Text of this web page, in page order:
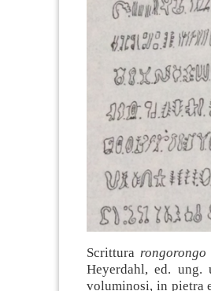
Scrittura rongorongo
Heyerdahl, ed.
voluminosi, in pietra